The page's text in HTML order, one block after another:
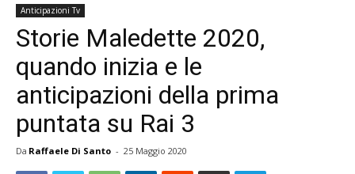
Anticipazioni Tv
Storie Maledette 2020,
quando inizia e le
anticipazioni della prima
puntata su Rai 3
Da Raffaele Di Santo - 25 Maggio 2020